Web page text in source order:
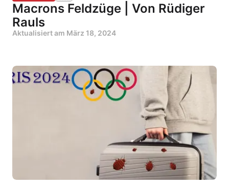
Macrons Feldzüge | Von Rüdiger
Rauls
Aktualisiert am März 18, 2024